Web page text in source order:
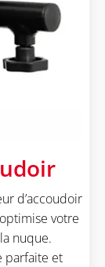
d’accoudoir
votre
nuque.
parfaite et